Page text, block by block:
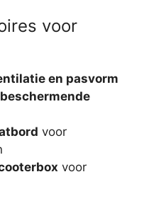
voor
en pasvorm
voor
voor